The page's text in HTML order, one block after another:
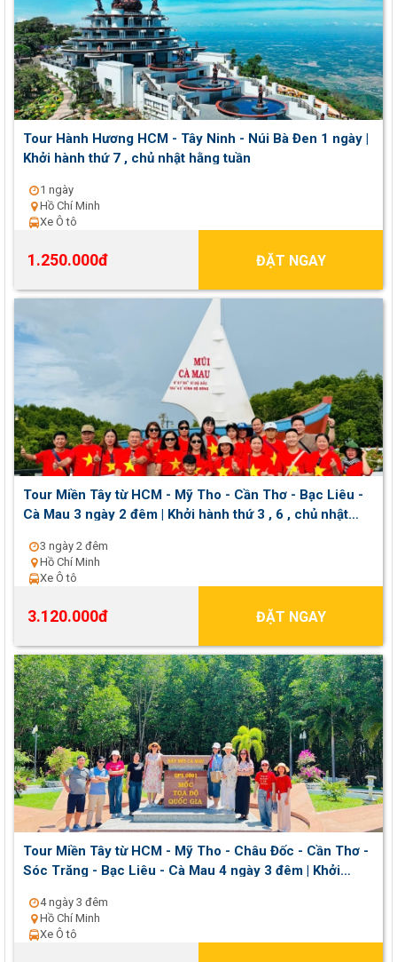
Tour Hành Hương HCM - Tây Ninh - Núi Bà Đen 1 ngày |
Khởi hành thứ 7 , chủ nhật hằng tuần
1 ngày
Hồ Chí Minh
Xe Ô tô
1.250.000đ ĐẶT NGAY
Tour Miền Tây từ HCM - Mỹ Tho - Cần Thơ - Bạc Liêu -
Cà Mau 3 ngày 2 đêm | Khởi hành thứ 3 , 6 , chủ nhật
3 ngày 2 đêm
Hồ Chí Minh
Xe Ô tô
3.120.000đ ĐẶT NGAY
Tour Miền Tây từ HCM - Mỹ Tho - Châu Đốc - Cần Thơ -
Sóc Trăng - Bạc Liêu - Cà Mau 4 ngày 3 đêm | Khởi
4 ngày 3 đêm
Hồ Chí Minh
Xe Ô tô